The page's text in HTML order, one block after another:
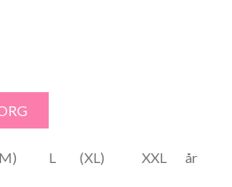
- 2244 mängd
L (XL) XXL år